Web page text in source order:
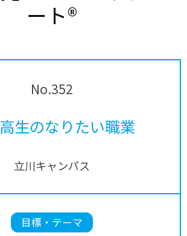
ート®
No.352
生のなりたい職業
立川キャンパス
目標・テーマ